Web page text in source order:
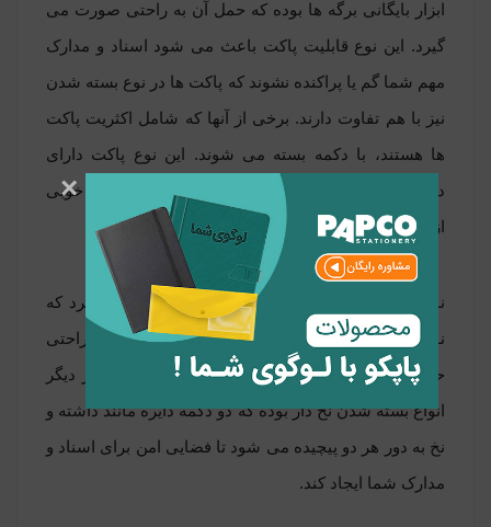
ابزار بایگانی برگه ها بوده که حمل آن به راحتی صورت می
گیرد. این نوع قابلیت پاکت باعث می شود اسناد و مدارک
مهم شما گم یا پراکنده نشوند که پاکت ها در نوع بسته شدن
نیز با هم تفاوت دارند. برخی از آنها که شامل اکثریت پاکت
ها هستند، با دکمه بسته می شوند. این نوع پاکت دارای
دکمه های پلاستیکی عموما همرنگ پاکت هستند که به خوبی
از عهده نگهداری مدارک بر می آیند.
نوع دیگری از بسته شدن را می توان زیپ معرفی کرد که
نوع محکمی است و این نوع پاکت های زیپ دار به راحتی
حمل و باعث گم نشدن برگه های شما می شوند. از دیگر
انواع بسته شدن نخ دار بوده که دو دکمه دایره مانند داشته و
نخ به دور هر دو پیچیده می شود تا فضایی امن برای اسناد و
مدارک شما ایجاد کند.
×